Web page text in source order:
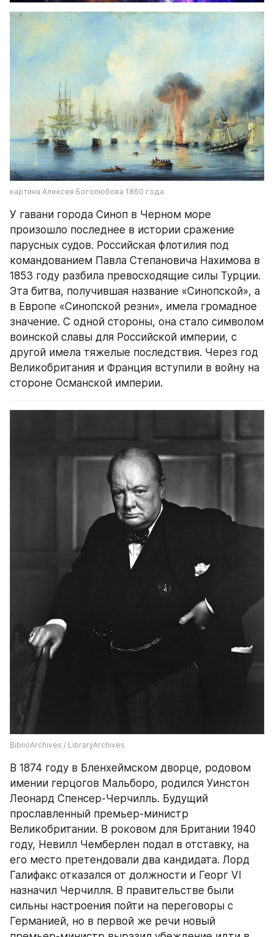
картина Алексея Боголюбова 1860 года
У гавани города Синоп в Черном море
произошло последнее в истории сражение
парусных судов. Российская флотилия под
командованием Павла Степановича Нахимова в
1853 году разбила превосходящие силы Турции.
Эта битва, получившая название «Синопской», а
в Европе «Синопской резни», имела громадное
значение. С одной стороны, она стало символом
воинской славы для Российской империи, с
другой имела тяжелые последствия. Через год
Великобритания и Франция вступили в войну на
стороне Османской империи.
BiblioArchives / LibraryArchives
В 1874 году в Бленхеймском дворце, родовом
имении герцогов Мальборо, родился Уинстон
Леонард Спенсер-Черчилль. Будущий
прославленный премьер-министр
Великобритании. В роковом для Британии 1940
году, Невилл Чемберлен подал в отставку, на
его место претендовали два кандидата. Лорд
Галифакс отказался от должности и Георг VI
назначил Черчилля. В правительстве были
сильны настроения пойти на переговоры с
Германией, но в первой же речи новый